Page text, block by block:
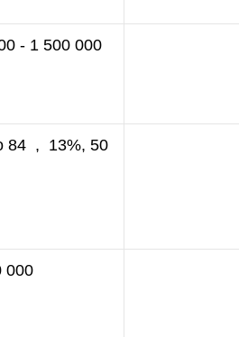
- 1 500 000
84 , 13%, 50
000